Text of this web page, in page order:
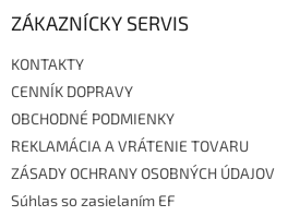
ZÁKAZNÍCKY SERVIS
KONTAKTY
CENNÍK DOPRAVY
OBCHODNÉ PODMIENKY
REKLAMÁCIA A VRÁTENIE TOVARU
ZÁSADY OCHRANY OSOBNÝCH ÚDAJOV
Súhlas so zasielaním EF